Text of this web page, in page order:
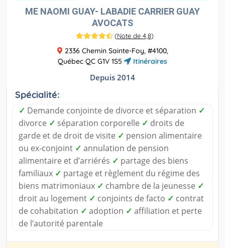
ME NAOMI GUAY- LABADIE CARRIER GUAY
AVOCATS
(Note de 4,8)
2336 Chemin Sainte-Foy, #4100,
Québec QC G1V 1S5
Itinéraires
Depuis 2014
Spécialité:
✓ Demande conjointe de divorce et séparation ✓
divorce ✓ séparation corporelle ✓ droits de
garde et de droit de visite ✓ pension alimentaire
ou ex-conjoint ✓ annulation de pension
alimentaire et d’arriérés ✓ partage des biens
familiaux ✓ partage et règlement du régime des
biens matrimoniaux ✓ chambre de la jeunesse ✓
droit au logement ✓ conjoints de facto ✓ contrat
de cohabitation ✓ adoption ✓ affiliation et perte
de l’autorité parentale